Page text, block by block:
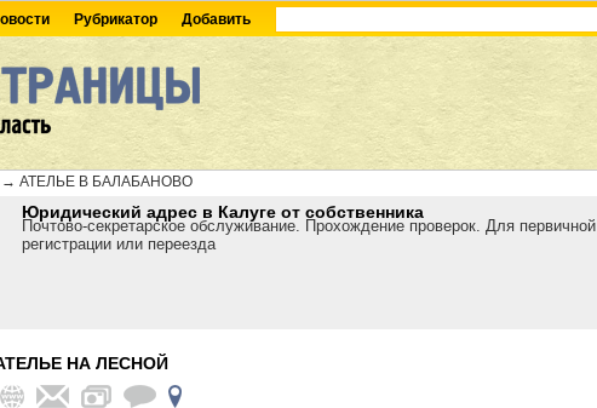
Рубрикатор Добавить
→ АТЕЛЬЕ В БАЛАБАНОВО
Юридический адрес в Калуге от собственника
Почтово-секретарское обслуживание. Прохождение проверок. Для первичной
регистрации или переезда
НА ЛЕСНОЙ